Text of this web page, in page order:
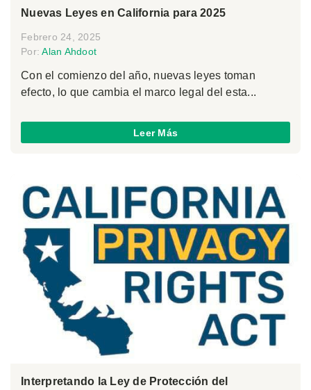
Nuevas Leyes en California para 2025
Febrero 24, 2025
Por:Alan Ahdoot
Con el comienzo del año, nuevas leyes toman
efecto, lo que cambia el marco legal del esta...
Leer Más
Interpretando la Ley de Protección del